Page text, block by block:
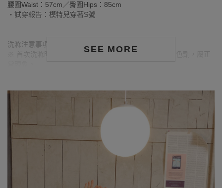
SEE MORE
腰圍Waist：57cm／臀圍Hips：85cm
‧試穿報告：模特兒穿著S號
洗滌注意事項：
※ 首次洗滌時，深色／飽和色系布料較易釋出多餘的固色劑，屬正
※ 請與淺色衣物分開洗滌，避免互相染色或產生移染情形。
※ 穿搭時亦建議避免與淺色配件、包款、飾品一同使用，以降低因
※ 顏色請參考單品圖片較為接近，但因圖檔顏色會因個人電腦螢幕